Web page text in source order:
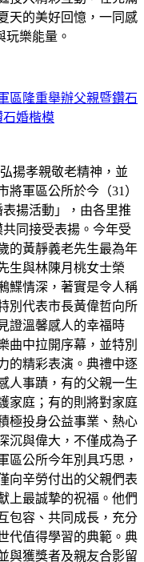
天的美好回憶，一同感
樂能量。
區隆重舉辦父親暨鑽石
石婚楷模
揚孝親敬老精神，並
軍區公所於今（31）
揚活動」，由各里推
同接受表揚。今年受
的黃靜義老先生最為年
生與林陳月桃女士榮
鰈情深，著實是令人稱
別代表市長黃偉哲向所
證溫馨感人的幸福時
曲中拉開序幕，並特別
的精彩表演。典禮中逐
人事蹟，有的父親一生
家庭；有的則將對家庭
極投身公益事業、熱心
沉與偉大，不僅成為子
區公所今年別具巧思，
向辛勞付出的父親們表
上最誠摯的祝福。他們
包容、共同成長，充分
代值得學習的典範。典
與獲獎者及親友合影留